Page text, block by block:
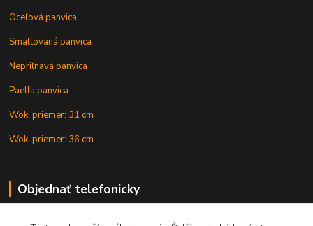
Oceľová panvica
Smaltovaná panvica
Nepriľnavá panvica
Paella panvica
Wok, priemer: 31 cm
Wok, priemer: 36 cm
Objednať telefonicky